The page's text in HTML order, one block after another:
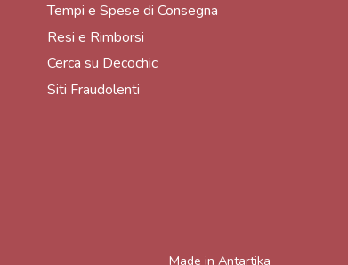
Tempi e Spese di Consegna
Resi e Rimborsi
Cerca su Decochic
Siti Fraudolenti
Made in Antartika